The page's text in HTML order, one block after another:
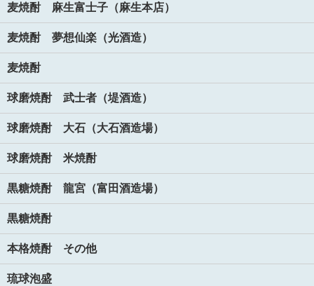
麦焼酎 麻生富士子（麻生本店）
麦焼酎 夢想仙楽（光酒造）
麦焼酎
球磨焼酎 武士者（堤酒造）
球磨焼酎 大石（大石酒造場）
球磨焼酎 米焼酎
黒糖焼酎 龍宮（富田酒造場）
黒糖焼酎
本格焼酎 その他
琉球泡盛